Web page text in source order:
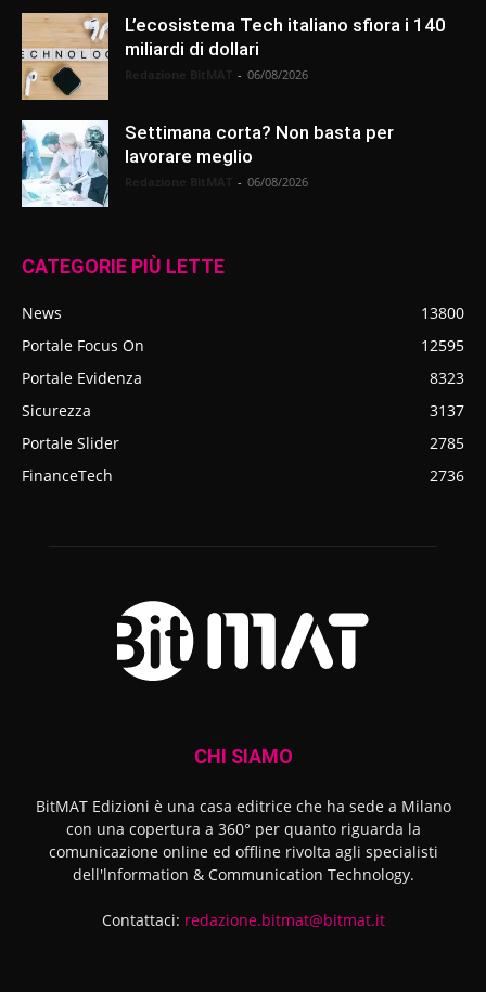
L’ecosistema Tech italiano sfiora i 140
miliardi di dollari
- 06/08/2026
Settimana corta? Non basta per
lavorare meglio
- 06/08/2026
CATEGORIE PIÙ LETTE
News
13800
Portale Focus On
12595
Portale Evidenza
8323
Sicurezza
3137
Portale Slider
2785
FinanceTech
2736
CHI SIAMO
BitMAT Edizioni è una casa editrice che ha sede a Milano
con una copertura a 360° per quanto riguarda la
comunicazione online ed offline rivolta agli specialisti
dell'lnformation & Communication Technology.
Contattaci: redazione.bitmat@bitmat.it